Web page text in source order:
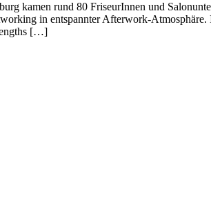
kamen rund 80 FriseurInnen und
in entspannter Afterwork-
[…]